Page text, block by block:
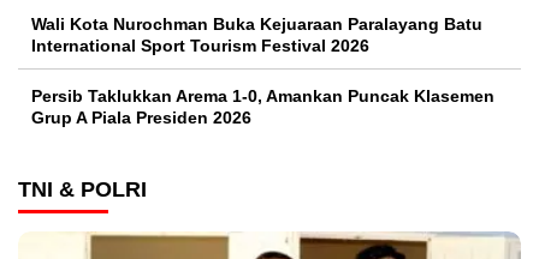
Wali Kota Nurochman Buka Kejuaraan Paralayang Batu
International Sport Tourism Festival 2026
Persib Taklukkan Arema 1-0, Amankan Puncak Klasemen
Grup A Piala Presiden 2026
TNI & POLRI